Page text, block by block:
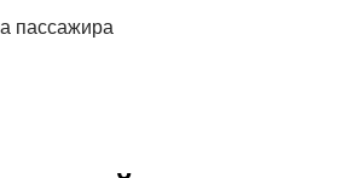
пассажира